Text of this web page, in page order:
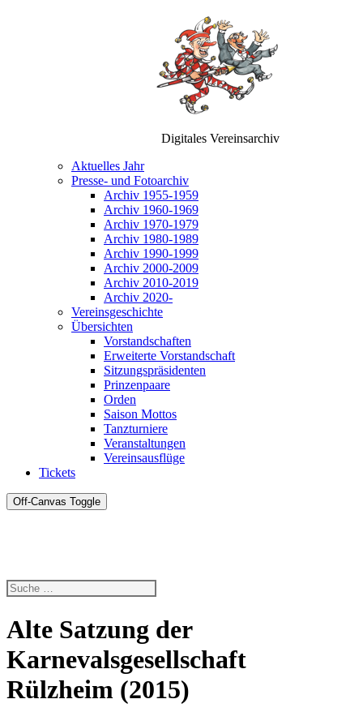
Digitales Vereinsarchiv
Aktuelles Jahr
Presse- und Fotoarchiv
Archiv 1955-1959
Archiv 1960-1969
Archiv 1970-1979
Archiv 1980-1989
Archiv 1990-1999
Archiv 2000-2009
Archiv 2010-2019
Archiv 2020-
Vereinsgeschichte
Übersichten
Vorstandschaften
Erweiterte Vorstandschaft
Sitzungspräsidenten
Prinzenpaare
Orden
Saison Mottos
Tanzturniere
Veranstaltungen
Vereinsausflüge
Tickets
Off-Canvas Toggle
Alte Satzung der
Karnevalsgesellschaft
Rülzheim (2015)